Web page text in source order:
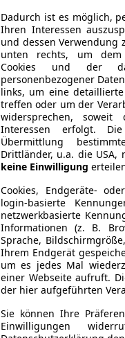
Dadurch ist es möglich,
Ihren Interessen
und dessen Verwendung
unten rechts, um dem
Cookies und der
personenbezogener
links, um eine
treffen oder um der
widersprechen,
Interessen erfolgt.
Übermittlung
Drittländer, u.a. die USA,
keine Einwilligung
Cookies, Endgeräte-
login-basierte
netzwerkbasierte
Informationen (z. B.
Sprache,
Ihrem Endgerät
um es jedes Mal
einer Webseite aufruft.
der hier aufgeführten
Sie können Ihre
Einwilligungen